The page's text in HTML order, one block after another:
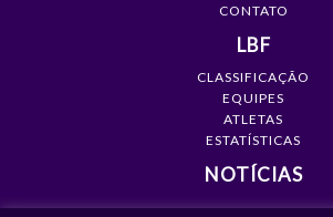
CONTATO
LBF
CLASSIFICAÇÃO
EQUIPES
ATLETAS
ESTATÍSTICAS
NOTÍCIAS